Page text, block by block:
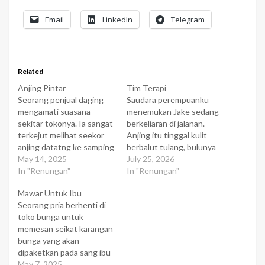
Email LinkedIn Telegram
Related
Anjing Pintar
Seorang penjual daging
mengamati suasana
sekitar tokonya. Ia sangat
terkejut melihat seekor
anjing datatng ke samping
tokonya. Ia mengusir
anjing itu, tetapi anjing itu
menghampiri anjing itu &
melihat ada suatu catatan
di mulut anjing itu. Ia
mengambil catatan itu dan
membacanya," tolong
sediakan 12 sosis…
May 14, 2025
In "Renungan"
Tim Terapi
Saudara perempuanku
menemukan Jake sedang
berkeliaran di jalanan.
Anjing itu tinggal kulit
berbalut tulang, bulunya
lengket, kotor dan ia
sudah kelelahan. Namun,
July 25, 2026
In "Renungan"
Mawar Untuk Ibu
Seorang pria berhenti di
toko bunga untuk
memesan seikat karangan
bunga yang akan
dipaketkan pada sang ibu